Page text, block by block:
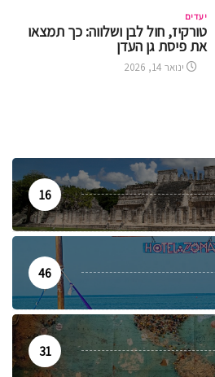
יעדים
טורקיז, חול לבן ושלווה: כך תמצאו
את פיסת גן העדן
ינואר 14, 2026
16
46
31